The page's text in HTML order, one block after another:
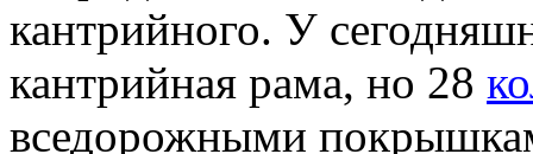
кантрийного. У
кантрийная рама, но 28
вседорожными